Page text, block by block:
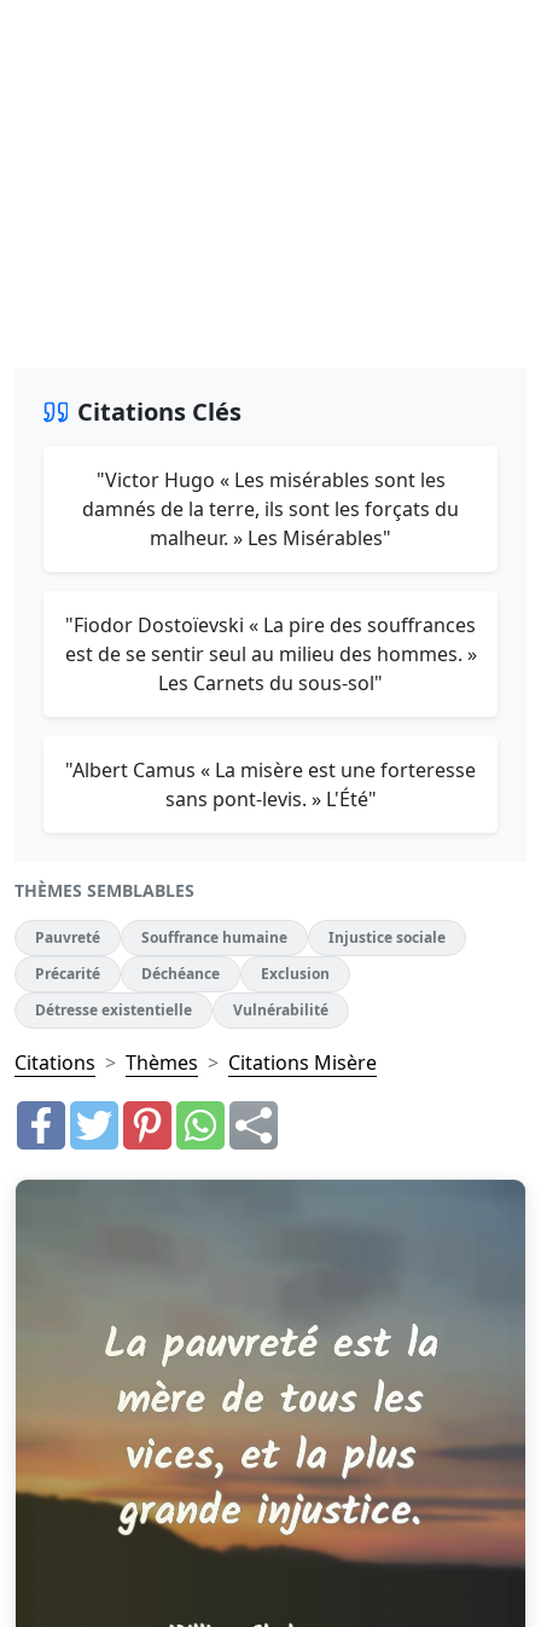
Citations Clés
"Victor Hugo « Les misérables sont les
damnés de la terre, ils sont les forçats du
malheur. » Les Misérables"
"Fiodor Dostoïevski « La pire des souffrances
est de se sentir seul au milieu des hommes. »
Les Carnets du sous-sol"
"Albert Camus « La misère est une forteresse
sans pont-levis. » L'Été"
THÈMES SEMBLABLES
Pauvreté Souffrance humaine
Injustice sociale
Précarité
Déchéance
Exclusion
Détresse existentielle
Vulnérabilité
Citations Thèmes Citations Misère